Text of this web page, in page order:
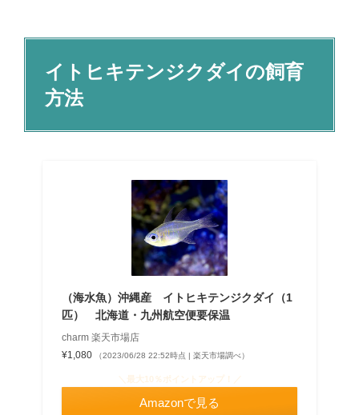
イトヒキテンジクダイの飼育
方法
（海水魚）沖縄産 イトヒキテンジクダイ（1
匹） 北海道・九州航空便要保温
charm 楽天市場店
¥1,080
（2023/06/28 22:52時点 | 楽天市場調べ）
＼最大10％ポイントアップ！／
Amazonで見る